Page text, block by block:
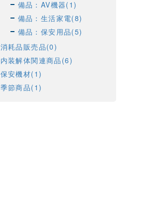
備品：AV機器(1)
備品：生活家電(8)
備品：保安用品(5)
消耗品販売品(0)
内装解体関連商品(6)
保安機材(1)
季節商品(1)